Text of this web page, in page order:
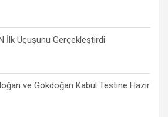
İlk Uçuşunu Gerçekleştirdi
ve Gökdoğan Kabul Testine Hazır